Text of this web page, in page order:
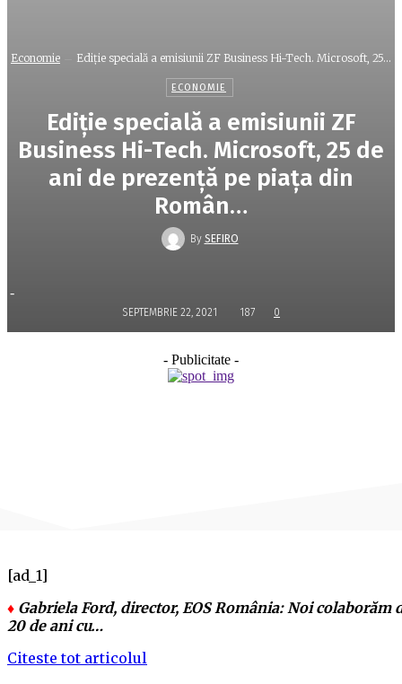
Economie Ediţie specială a emisiunii ZF Business Hi-Tech. Microsoft, 25...
ECONOMIE
Ediţie specială a emisiunii ZF
Business Hi-Tech. Microsoft, 25 de
ani de prezenţă pe piaţa din
Român…
By SEFIRO
-
SEPTEMBRIE 22, 2021 187 0
- Publicitate -
[ad_1]
♦ Gabriela Ford, director, EOS România: Noi colaborăm
20 de ani cu…
Citeste tot articolul